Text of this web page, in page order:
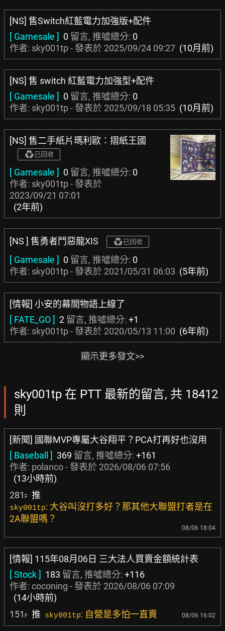
[NS] 售Switch紅藍電力加強版+配件
[ Gamesale ] 0 留言, 推噓總分: 0
作者: sky001tp - 發表於 2025/09/24 09:27 (10月前)
[NS] 售 switch 紅藍電力加強型+配件
[ Gamesale ] 0 留言, 推噓總分: 0
作者: sky001tp - 發表於 2025/09/18 05:35 (10月前)
[NS] 售二手紙片瑪利歐：摺紙王國
已回收
[ Gamesale ] 0 留言, 推噓總分: 0
作者: sky001tp - 發表於
2023/09/21 07:01
(2年前)
[NS ] 售勇者鬥惡龍XIS 已回收
[ Gamesale ] 0 留言, 推噓總分: 0
作者: sky001tp - 發表於 2021/05/31 06:03 (5年前)
[情報] 小安的幕間物語上線了
[ FATE_GO ] 2 留言, 推噓總分: +1
作者: sky001tp - 發表於 2020/05/13 11:00 (6年前)
顯示更多發文>>
sky001tp 在 PTT 最新的留言, 共 18412
則
[新聞] 國聯MVP專屬大谷翔平？PCA打再好也沒用
[ Baseball ] 369 留言, 推噓總分: +161
作者: polanco- 發表於 2026/08/06 07:56
(13小時前)
281 F 推
sky001tp: 大谷叫沒打多好？那其他大聯盟打者是在
2A聯盟嗎？
08/06 18:04
[情報] 115年08月06日 三大法人買賣金額統計表
[ Stock ] 183 留言, 推噓總分: +116
作者: coconing - 發表於 2026/08/06 07:09
(14小時前)
151 F 推 sky001tp: 自營是多怕一直賣 08/06 16:02